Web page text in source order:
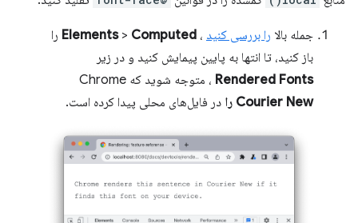
جمله بالا را بررسی کنید ، Elements> Computed
را
باز کنید، تا انتها به پایین پیمایش کنید و در زیر
Rendered Fonts ، متوجه شوید که Chrome
Courier New را
در فایل‌های محلی پیدا کرده است.